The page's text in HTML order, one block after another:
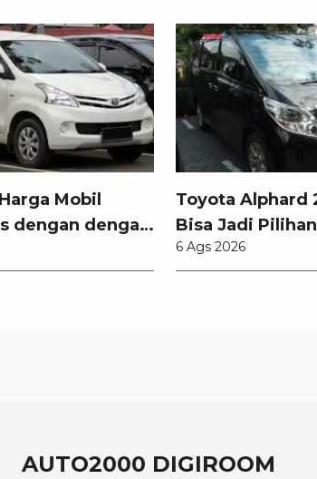
Mobil
dengan dengan
Rugi!
Toyota Alphard
Bisa Jadi
6 Ags 2026
AUTO2000 DIGIROOM